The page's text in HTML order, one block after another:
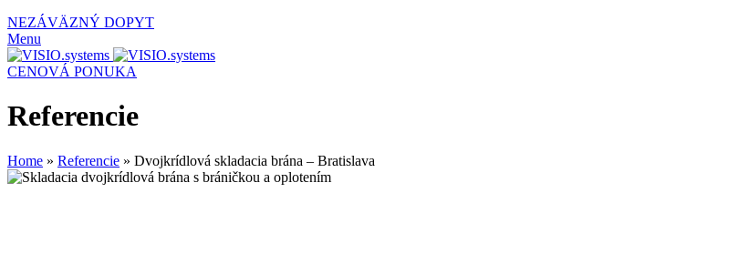
NEZÁVÄZNÝ DOPYT
Menu
CENOVÁ PONUKA
Referencie
Home » Referencie » Dvojkrídlová skladacia brána – Bratislava